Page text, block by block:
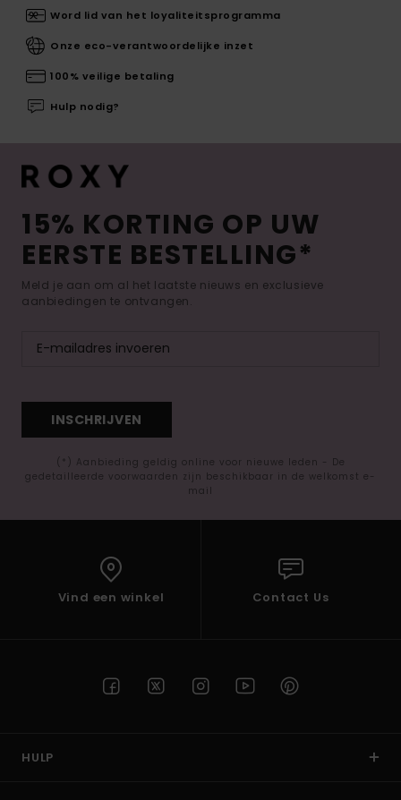
Word lid van het loyaliteitsprogramma
Onze eco-verantwoordelijke inzet
100% veilige betaling
Hulp nodig?
15% KORTING OP UW
EERSTE BESTELLING*
Meld je aan om al het laatste nieuws en exclusieve
aanbiedingen te ontvangen.
INSCHRIJVEN
(*) Aanbieding geldig online voor nieuwe leden - De
gedetailleerde voorwaarden zijn beschikbaar in de welkomst e-
mail
Vind een winkel Contact Us
HULP